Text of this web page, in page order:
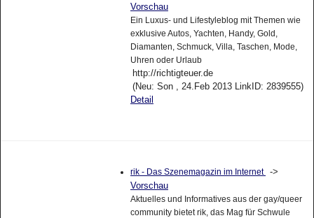
Vorschau
Ein Luxus- und Lifestyleblog mit Themen wie
exklusive Autos, Yachten, Handy, Gold,
Diamanten, Schmuck, Villa, Taschen, Mode,
Uhren oder Urlaub
http://richtigteuer.de
(Neu: Son , 24.Feb 2013 LinkID: 2839555)
Detail
rik - Das Szenemagazin im Internet ->
Vorschau
Aktuelles und Informatives aus der gay/queer
community bietet rik, das Mag für Schwule